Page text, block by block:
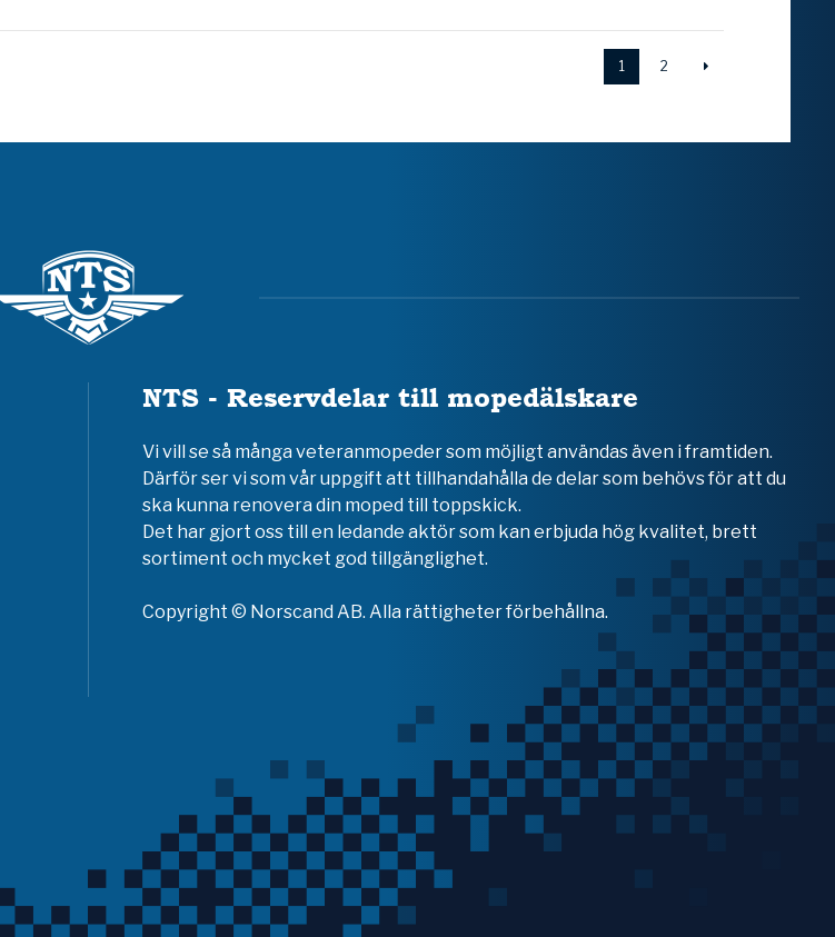
1 2
NTS - Reservdelar till mopedälskare
Vi vill se så många veteranmopeder som möjligt användas även i framtiden.
Därför ser vi som vår uppgift att tillhandahålla de delar som behövs för att du
ska kunna renovera din moped till toppskick.
Det har gjort oss till en ledande aktör som kan erbjuda hög kvalitet, brett
sortiment och mycket god tillgänglighet.
Copyright © Norscand AB. Alla rättigheter förbehållna.